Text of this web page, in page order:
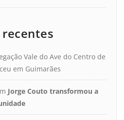
Vale do Ave do Centro de
em Guimarães
Jorge Couto transformou a